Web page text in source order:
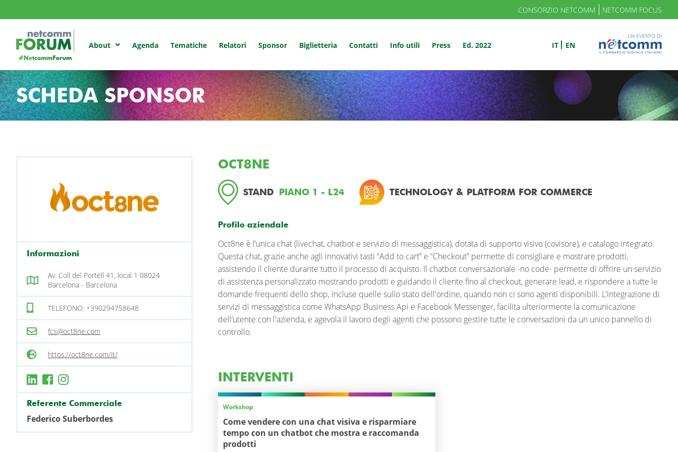
CONSORZIO NETCOMM NETCOMM FOCUS
About Agenda Tematiche Relatori Sponsor Biglietteria Contatti Info utili Press Ed. 2022 IT EN
UN EVENTO DI
SCHEDA SPONSOR
Informazioni
Av. Coll del Portell 41, local 1 08024
Barcelona - Barcelona
TELEFONO: +390294758648
fcs@oct8ne.com
https://oct8ne.com/it/
Referente Commerciale
Federico Suberbordes
OCT8NE
STAND PIANO 1 - L24 TECHNOLOGY & PLATFORM FOR COMMERCE
Profilo aziendale
Oct8ne è l’unica chat (livechat, chatbot e servizio di messaggistica), dotata di supporto visivo (covisore), e catalogo integrato.
Questa chat, grazie anche agli innovativi tasti “Add to cart” e “Checkout” permette di consigliare e mostrare prodotti,
assistendo il cliente durante tutto il processo di acquisto. Il chatbot conversazionale -no code- permette di offrire un servizio
di assistenza personalizzato mostrando prodotti e guidando il cliente fino al checkout, generare lead, e rispondere a tutte le
domande frequenti dello shop, incluse quelle sullo stato dell'ordine, quando non ci sono agenti disponibili. L’integrazione di
servizi di messaggistica come WhatsApp Business Api e Facebook Messenger, facilita ulteriormente la comunicazione
dell’utente con l'azienda, e agevola il lavoro degli agenti che possono gestire tutte le conversazioni da un unico pannello di
controllo.
INTERVENTI
Workshop
Come vendere con una chat visiva e risparmiare
tempo con un chatbot che mostra e raccomanda
prodotti